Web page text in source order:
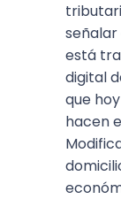
señalar
está
digital
que
hacen